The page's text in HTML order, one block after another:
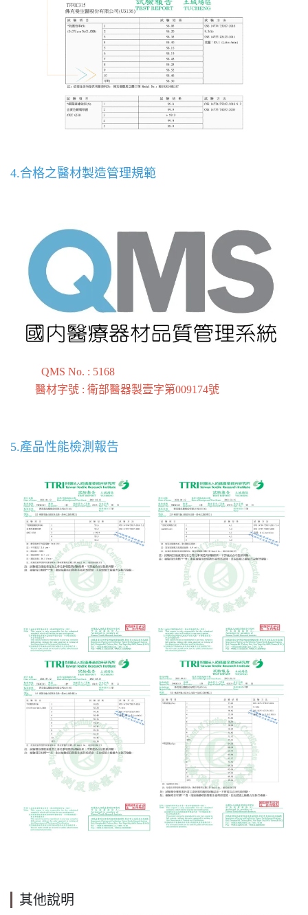
4.合格之醫材製造管理規範
QMS No. : 5168
醫材字號 : 衛部醫器製壹字第009174號
5.產品性能檢測報告
其他說明